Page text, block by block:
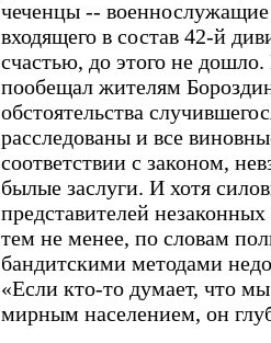
чеченцы -- военнослужащие
входящего в состав 42-й
счастью, до этого не
пообещал жителям
обстоятельства
расследованы и все
соответствии с законом,
былые заслуги. И хотя
представителей
тем не менее, по словам
бандитскими методами
«Если кто-то думает, что
мирным населением, он